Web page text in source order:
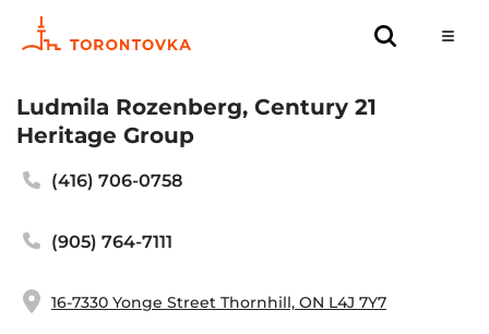
Ludmila Rozenberg, Century 21
Heritage Group
(416) 706-0758
(905) 764-7111
16-7330 Yonge Street Thornhill, ON L4J 7Y7